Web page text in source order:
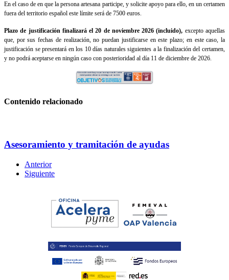
En el caso de en que la persona artesana participe, y solicite apoyo para ello, en un certamen
fuera del territorio español este límite será de 7500 euros.
Plazo de justificación finalizará el 20 de noviembre 2026 (incluido), excepto aquellas
que, por sus fechas de realización, no puedan justificarse en este plazo; en este caso, la
justificación se presentará en los 10 días naturales siguientes a la finalización del certamen,
y no podrá aceptarse en ningún caso con posterioridad al día 11 de diciembre de 2026.
Contenido relacionado
Asesoramiento y tramitación de ayudas
Anterior
Siguiente